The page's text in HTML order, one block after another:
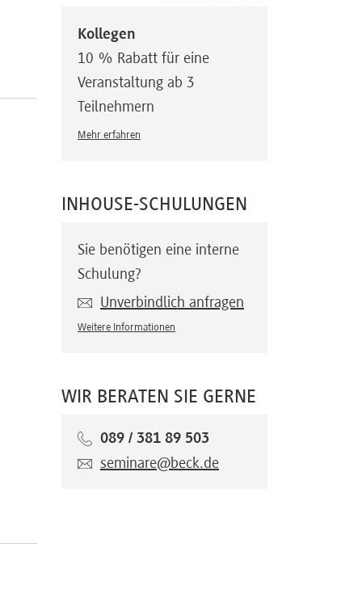
Kollegen
10 % Rabatt für eine
Veranstaltung ab 3
Teilnehmern
Mehr erfahren
INHOUSE-SCHULUNGEN
Sie benötigen eine interne
Schulung?
Unverbindlich anfragen
Weitere Informationen
WIR BERATEN SIE GERNE
089 / 381 89 503
seminare@beck.de